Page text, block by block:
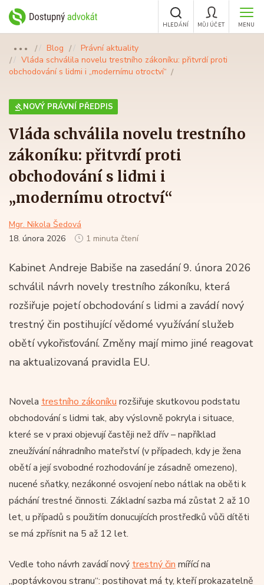
MENU
MŮJ ÚČET
HLEDÁNÍ
●●● Blog
Právní aktuality
Vláda schválila novelu trestního zákoníku: přitvrdí proti
obchodování s lidmi i „modernímu otroctví“
NOVÝ PRÁVNÍ PŘEDPIS
Vláda schválila novelu trestního
zákoníku: přitvrdí proti
obchodování s lidmi i
„modernímu otroctví“
Mgr. Nikola Šedová
18. února 2026
1 minuta čtení
Kabinet Andreje Babiše na zasedání 9. února 2026
schválil návrh novely trestního zákoníku, která
rozšiřuje pojetí obchodování s lidmi a zavádí nový
trestný čin postihující vědomé využívání služeb
obětí vykořisťování. Změny mají mimo jiné reagovat
na aktualizovaná pravidla EU.
Novela trestního zákoníku rozšiřuje skutkovou podstatu
obchodování s lidmi tak, aby výslovně pokryla i situace,
které se v praxi objevují častěji než dřív – například
zneužívání náhradního mateřství (v případech, kdy je žena
obětí a její svobodné rozhodování je zásadně omezeno),
nucené sňatky, nezákonné osvojení nebo nátlak na oběti k
páchání trestné činnosti. Základní sazba má zůstat 2 až 10
let, u případů s použitím donucujících prostředků vůči dítěti
se má zpřísnit na 5 až 12 let.
Vedle toho návrh zavádí nový trestný čin mířící na
„poptávkovou stranu“: postihovat má ty, kteří prokazatelně